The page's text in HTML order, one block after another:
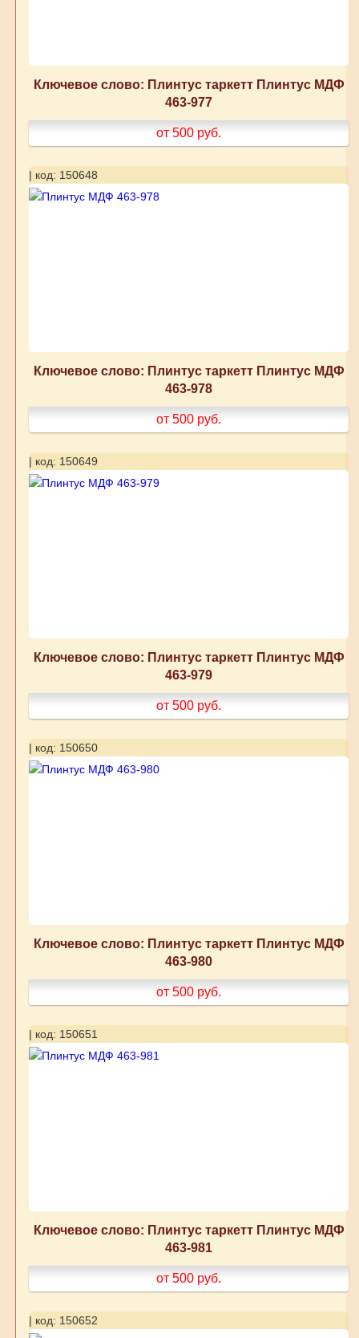
Ключевое слово: Плинтус таркетт Плинтус МДФ
463-977
от 500 руб.
| код: 150648
Ключевое слово: Плинтус таркетт Плинтус МДФ
463-978
от 500 руб.
| код: 150649
Ключевое слово: Плинтус таркетт Плинтус МДФ
463-979
от 500 руб.
| код: 150650
Ключевое слово: Плинтус таркетт Плинтус МДФ
463-980
от 500 руб.
| код: 150651
Ключевое слово: Плинтус таркетт Плинтус МДФ
463-981
от 500 руб.
| код: 150652